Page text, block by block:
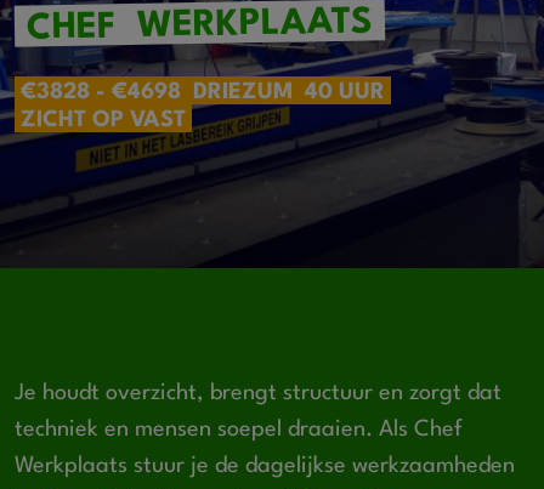
CHEF WERKPLAATS
€3828 - €4698 DRIEZUM
40 UUR
ZICHT OP VAST
Je houdt overzicht, brengt structuur en zorgt dat
techniek en mensen soepel draaien. Als Chef
Werkplaats stuur je de dagelijkse werkzaamheden